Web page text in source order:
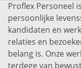
Bel ons:+31 (0)85
Prins Willem-
7311 SW
Disclaimer
Proflex Personeel
persoonlijke
kandidaten en
relaties en
belang is. Onze
terdege van